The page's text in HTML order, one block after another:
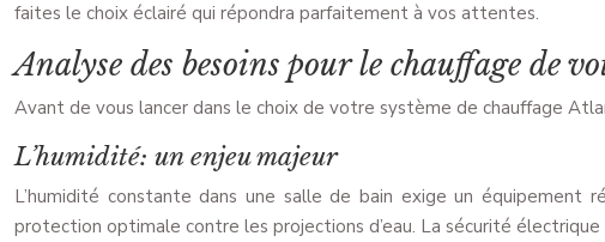
faites le choix éclairé qui répondra parfaitement à vos attentes.
Analyse des besoins pour le chauffage de
Avant de vous lancer dans le choix de votre système de chauffage
L’humidité: un enjeu majeur
L’humidité constante dans une salle de bain exige un équipement
protection optimale contre les projections d’eau. La sécurité